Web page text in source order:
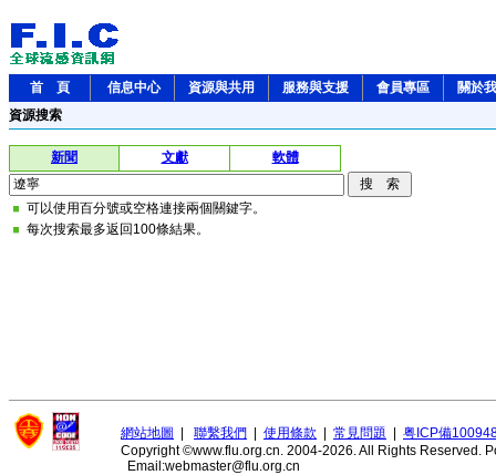
首 頁 信息中心 資源與共用 服務與支援 會員專區
關於
資源搜索
新聞 文獻 軟體
可以使用百分號或空格連接兩個關鍵字。
每次搜索最多返回100條結果。
網站地圖 聯繫我們 使用條款 常見問題
粤ICP備
Copyright ©www.flu.org.cn. 2004-2026. All Rights Reserved.
Email:webmaster@flu.org.cn